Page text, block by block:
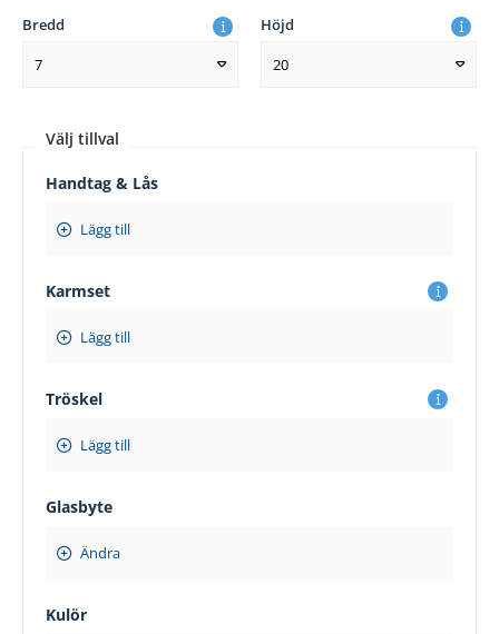
Bredd
7
Höjd
20
Välj tillval
Handtag & Lås
Lägg till
Karmset
Lägg till
Tröskel
Lägg till
Glasbyte
Ändra
Kulör